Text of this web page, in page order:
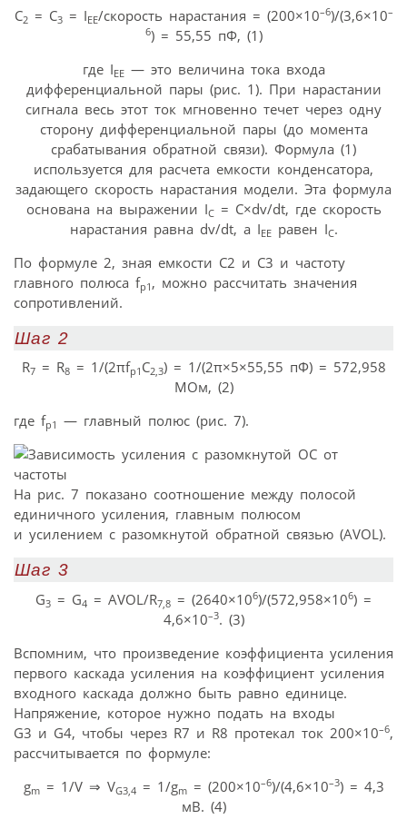
C2= C3= IEE/скорость нарастания = (200×10–6)/(3,6×10–
6) = 55,55 пФ, (1)
где IEE— это величина тока входа
дифференциальной пары (рис. 1). При нарастании
сигнала весь этот ток мгновенно течет через одну
сторону дифференциальной пары (до момента
срабатывания обратной связи). Формула (1)
используется для расчета емкости конденсатора,
задающего скорость нарастания модели. Эта формула
основана на выражении IC= C×dv/dt, где скорость
нарастания равна dv/dt, а IEEравен IC.
По формуле 2, зная емкости C2 и C3 и частоту
главного полюса fp1 , можно рассчитать значения
сопротивлений.
Шаг 2
R7= R8= 1/(2πfp1 C2,3) = 1/(2π×5×55,55 пФ) = 572,958
МОм, (2)
где fp1 — главный полюс (рис. 7).
На рис. 7 показано соотношение между полосой
единичного усиления, главным полюсом
и усилением с разомкнутой обратной связью (AVOL).
Шаг 3
G3 = G4 = AVOL/R7,8 = (2640×106)/(572,958×106) =
4,6×10–3. (3)
Вспомним, что произведение коэффициента усиления
первого каскада усиления на коэффициент усиления
входного каскада должно быть равно единице.
Напряжение, которое нужно подать на входы
G3 и G4, чтобы через R7 и R8 протекал ток 200×10–6,
рассчитывается по формуле:
gm= 1/V ⇒ VG3,4 = 1/gm= (200×10–6)/(4,6×10–3) = 4,3
мВ. (4)